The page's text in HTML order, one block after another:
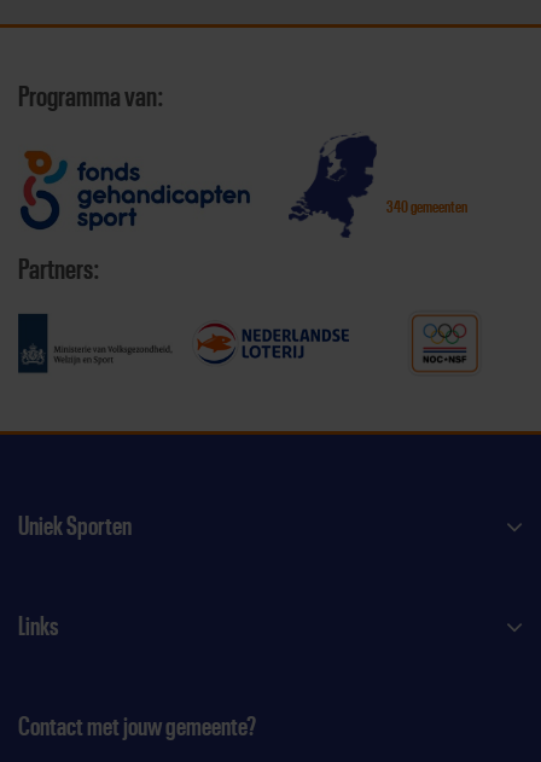
Programma van:
340 gemeenten
Partners:
Uniek Sporten
Links
Contact met jouw gemeente?